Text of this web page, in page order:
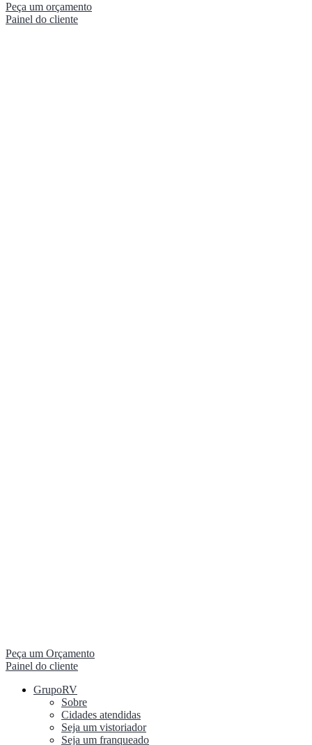
Peça um orçamento
Painel do cliente
Peça um Orçamento
Painel do cliente
GrupoRV
Sobre
Cidades atendidas
Seja um vistoriador
Seja um franqueado